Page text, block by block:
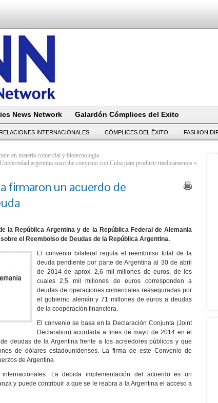
News Network Galardón Cómplices del Exito
INTERNACIONALES CÓMPLICES DEL ËXITO FASHION
en materia comercial y biotecnología
Universidad argentina suscribe convenio con Cuba para producir medicamentos »
firmaron un acuerdo de
la República Argentina y de la República Federal de Alemania
el Reembolso de Deudas de la República Argentina.
El convenio bilateral regula el reembolso total de la
deuda pendiente por parte de Argentina al 30 de abril
de 2014 de aprox. 2,6 mil millones de euros, de los
cuales 2,5 mil millones de euros corresponden a
deudas de operaciones comerciales reaseguradas por
el gobierno alemán y 71 millones de euros a deudas
de la cooperación financiera.
El convenio se basa en la Declaración Conjunta (Joint
Declaration) acordada a fines de mayo de 2014 en el
deudas de la Argentina frente a los acreedores públicos y que
de dólares estadounidenses. La firma de este Convenio de
de Argentina
La debida implementación del acuerdo es un
y puede contribuir a que se le reabra a la Argentina el acceso a